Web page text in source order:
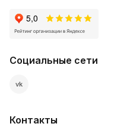
Социальные сети
vk
Контакты